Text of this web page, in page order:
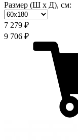
Размер (Ш х Д), см:
7 279 ₽
9 706 ₽